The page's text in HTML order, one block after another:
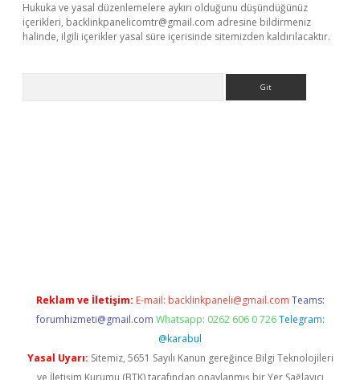
Hukuka ve yasal düzenlemelere aykırı olduğunu düşündüğünüz
içerikleri, backlinkpanelicomtr@gmail.com adresine bildirmeniz
halinde, ilgili içerikler yasal süre içerisinde sitemizden kaldırılacaktır.
Reklam ve İletişim: E-mail: backlinkpaneli@gmail.com Teams:
forumhizmeti@gmail.com Whatsapp: 0262 606 0 726 Telegram:
@karabul
Yasal Uyarı: Sitemiz, 5651 Sayılı Kanun gereğince Bilgi Teknolojileri
ve İletişim Kurumu (BTK) tarafından onaylanmış bir Yer Sağlayıcı